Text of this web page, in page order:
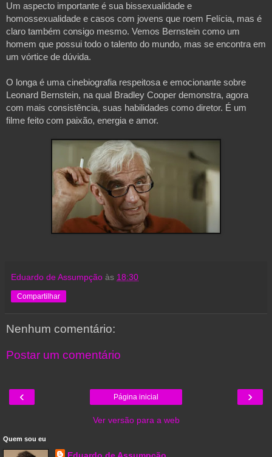
Um aspecto importante é sua bissexualidade e
homossexualidade e casos com jovens que roem Felícia, mas é
claro também consigo mesmo. Vemos Bernstein como um
homem que possui todo o talento do mundo, mas se encontra em
um vórtice de dúvida.
O longa é uma cinebiografia respeitosa e emocionante sobre
Leonard Bernstein, na qual Bradley Cooper demonstra, agora
com mais consistência, suas habilidades como diretor. É um
filme feito com paixão, energia e amor.
Eduardo de Assumpção às 18:30
Compartilhar
Nenhum comentário:
Postar um comentário
‹ ›
Página inicial
Ver versão para a web
Quem sou eu
Eduardo de Assumpção